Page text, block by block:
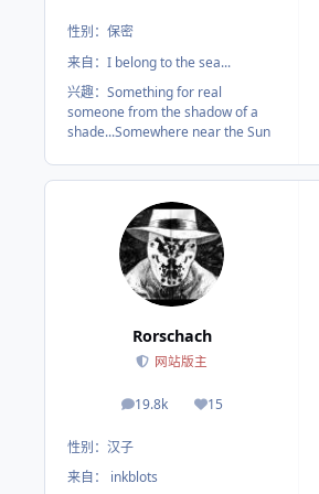
性别： 保密
来自： I belong to the sea...
兴趣： Something for real
someone from the shadow of a
shade...Somewhere near the Sun
Rorschach
网站版主
19.8k
帖子 15
荣誉积分
性别： 汉子
来自：
inkblots